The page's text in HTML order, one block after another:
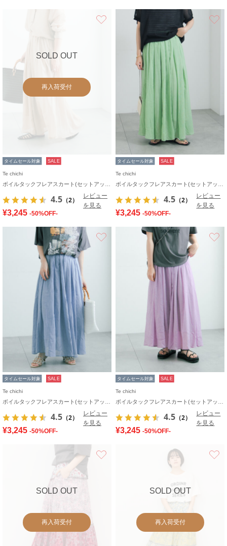
SOLD OUT
再入荷受付
お気に入り
タイムセール対象 SALE
Te chichi
4.5 （2）
レビュー
を見る
¥3,245 -50%OFF-
タイムセール対象 SALE
Te chichi
4.5 （2）
レビュー
を見る
¥3,245 -50%OFF-
お気に入り
タイムセール対象 SALE
Te chichi
4.5 （2）
レビュー
を見る
¥3,245 -50%OFF-
タイムセール対象 SALE
Te chichi
4.5 （2）
レビュー
を見る
¥3,245 -50%OFF-
SOLD OUT
再入荷受付
SOLD OUT
再入荷受付